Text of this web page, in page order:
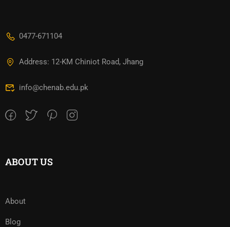
0477-671104
Address: 12-KM Chiniot Road, Jhang
info@chenab.edu.pk
ABOUT US
About
Blog